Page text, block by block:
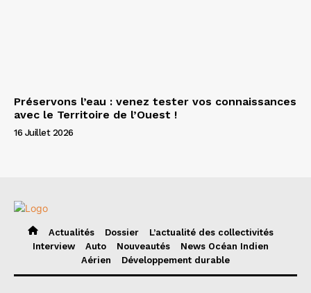
Préservons l’eau : venez tester vos connaissances
avec le Territoire de l’Ouest !
16 Juillet 2026
Actualités Dossier
L’actualité des collectivités
Interview
Auto Nouveautés
News Océan Indien
Aérien
Développement durable